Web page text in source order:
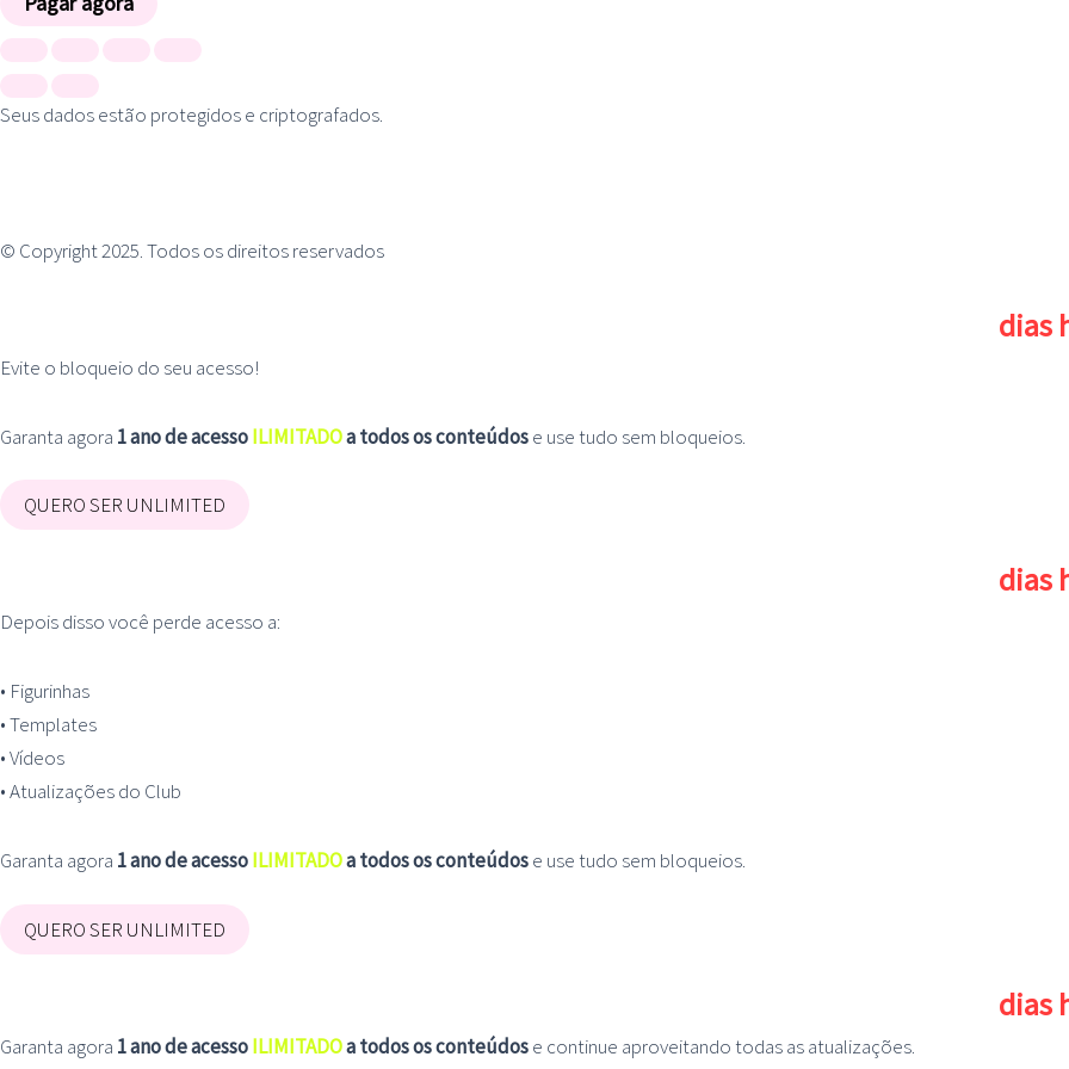
Seus dados estão protegidos e criptografados.
© Copyright 2025. Todos os direitos reservados
dias
Evite o bloqueio do seu acesso!
Garanta agora 1 ano de acessoILIMITADOa todos os conteúdose use tudo sem bloqueios.
QUERO SER UNLIMITED
dias
Depois disso você perde acesso a:
• Figurinhas
• Templates
• Vídeos
• Atualizações do Club
Garanta agora 1 ano de acessoILIMITADOa todos os conteúdose use tudo sem bloqueios.
QUERO SER UNLIMITED
dias
Garanta agora 1 ano de acessoILIMITADOa todos os conteúdose continue aproveitando todas as atualizações.